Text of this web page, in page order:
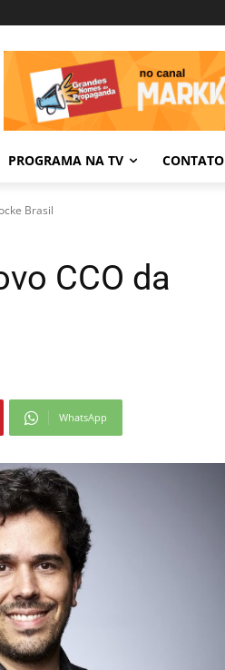
PROGRAMA NA TV CONTATO
Brasil
CCO da
WhatsApp